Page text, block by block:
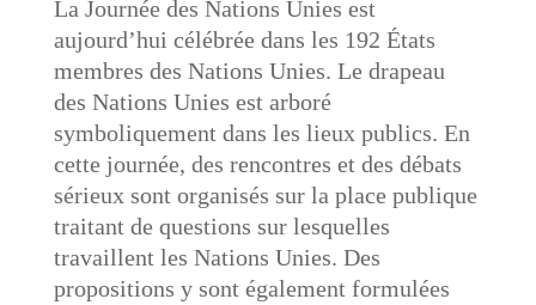
La Journée des Nations Unies est
aujourd’hui célébrée dans les 192 États
membres des Nations Unies. Le drapeau
des Nations Unies est arboré
symboliquement dans les lieux publics. En
cette journée, des rencontres et des débats
sérieux sont organisés sur la place publique
traitant de questions sur lesquelles
travaillent les Nations Unies. Des
propositions y sont également formulées